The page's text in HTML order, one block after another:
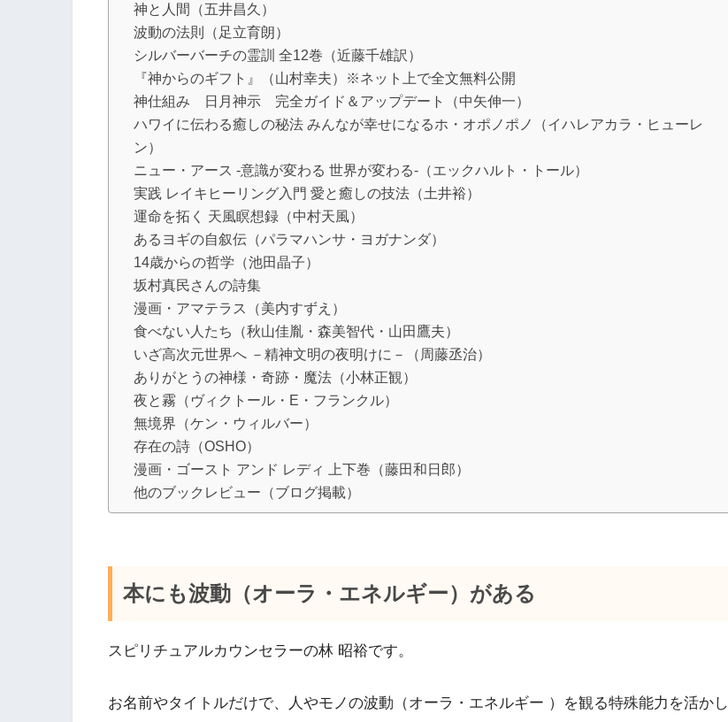
神と人間（五井昌久）
波動の法則（足立育朗）
シルバーバーチの霊訓 全12巻（近藤千雄訳）
『神からのギフト』（山村幸夫）※ネット上で全文無料公開
神仕組み 日月神示 完全ガイド＆アップデート（中矢伸一）
ハワイに伝わる癒しの秘法 みんなが幸せになるホ・オポノポノ（イハレアカラ・ヒューレ
ン）
ニュー・アース -意識が変わる 世界が変わる-（エックハルト・トール）
実践 レイキヒーリング入門 愛と癒しの技法（土井裕）
運命を拓く 天風瞑想録（中村天風）
あるヨギの自叙伝（パラマハンサ・ヨガナンダ）
14歳からの哲学（池田晶子）
坂村真民さんの詩集
漫画・アマテラス（美内すずえ）
食べない人たち（秋山佳胤・森美智代・山田鷹夫）
いざ高次元世界へ －精神文明の夜明けに－（周藤丞治）
ありがとうの神様・奇跡・魔法（小林正観）
夜と霧（ヴィクトール・E・フランクル）
無境界（ケン・ウィルバー）
存在の詩（OSHO）
漫画・ゴースト アンド レディ 上下巻（藤田和日郎）
他のブックレビュー（ブログ掲載）
本にも波動（オーラ・エネルギー）がある
スピリチュアルカウンセラーの林 昭裕です。
お名前やタイトルだけで、人やモノの波動（オーラ・エネルギー ）を観る特殊能力を活かし